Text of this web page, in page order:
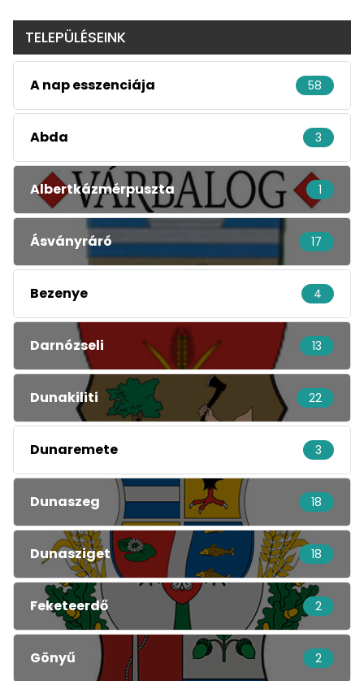
TELEPÜLÉSEINK
A nap esszenciája 58
Abda 3
Albertkázmérpuszta 1
Ásványráró 17
Bezenye 4
Darnózseli 13
Dunakiliti 22
Dunaremete 3
Dunaszeg 18
Dunasziget 18
Feketeerdő 2
Gönyű 2